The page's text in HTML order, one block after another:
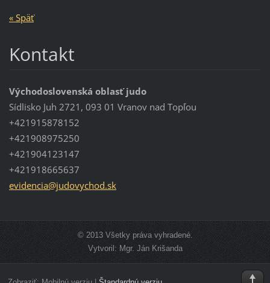
« Späť
Kontakt
Východoslovenská oblasť judo
Sídlisko Juh 2721, 093 01 Vranov nad Topľou
+421915878152
+421908975250
+421904123147
+421918665637
evidencia@judovychod.sk
© 2013 Všetky práva vyhradené.
Vytvoril: Mgr. Ján Krišanda